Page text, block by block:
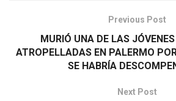
Previous Post
MURIÓ UNA DE LAS
ATROPELLADAS EN PALERMO
SE HABRÍA
Next Post